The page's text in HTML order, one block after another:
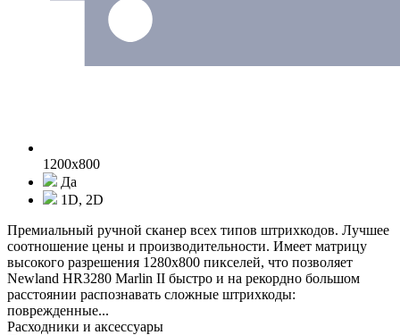
1200x800
Да
1D, 2D
Премиальный ручной сканер всех типов штрихкодов. Лучшее
соотношение цены и производительности. Имеет матрицу
высокого разрешения 1280x800 пикселей, что позволяет
Newland HR3280 Marlin II быстро и на рекордно большом
расстоянии распознавать сложные штрихкоды:
поврежденные...
Расходники и аксессуары